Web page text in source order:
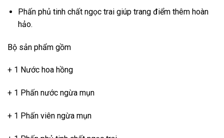
Phấn phủ tinh chất ngọc trai giúp trang điểm thêm hoàn
hảo.
Bộ sản phẩm gồm
+ 1 Nước hoa hồng
+ 1 Phấn nước ngừa mụn
+ 1 Phấn viên ngừa mụn